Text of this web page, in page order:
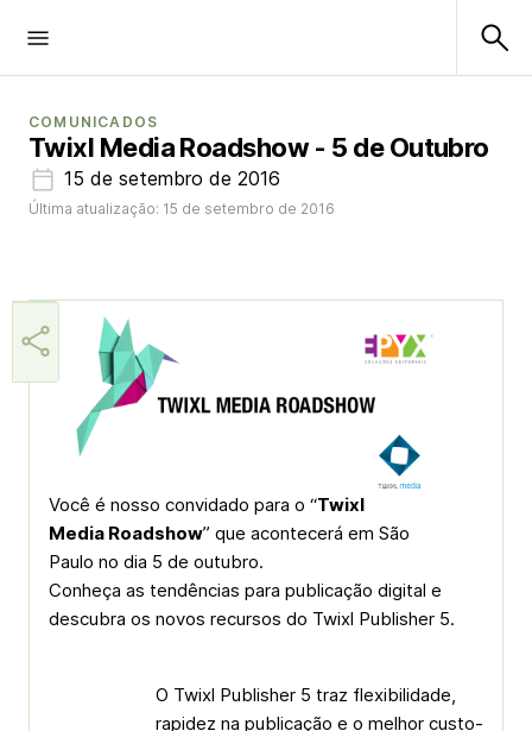
COMUNICADOS
Twixl Media Roadshow - 5 de Outubro
15 de setembro de 2016
Última atualização: 15 de setembro de 2016
Você é nosso convidado para o “Twixl
Media Roadshow” que acontecerá em São
Paulo no dia 5 de outubro.
Conheça as tendências para publicação digital e
descubra os novos recursos do Twixl Publisher 5.
O Twixl Publisher 5 traz flexibilidade,
rapidez na publicação e o melhor custo-